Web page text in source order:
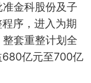
金科股份及子
序，进入为期
套重整计划全
680亿元至700亿